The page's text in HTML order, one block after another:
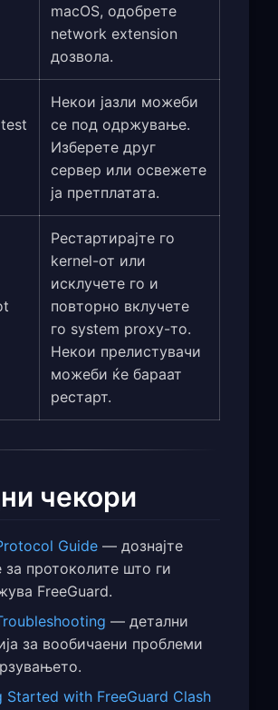
macOS, одобрете
network extension
дозвола.
Некои јазли можеби
се под одржување.
Изберете друг
сервер или освежете
ја претплатата.
Рестартирајте го
kernel-от или
исклучете го и
повторно вклучете
го system proxy-то.
Некои прелистувачи
можеби ќе бараат
рестарт.
чекори
Guide — дознајте
за протоколите што ги
FreeGuard.
— детални
за вообичаени проблеми
Started with FreeGuard Clash